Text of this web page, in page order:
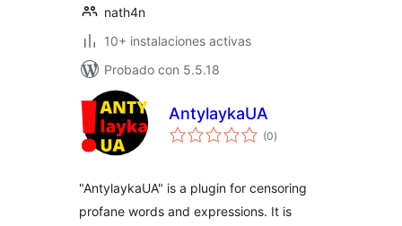
nath4n
10+ instalaciones activas
Probado con 5.5.18
AntylaykaUA
(0total
de
)
"AntylaykaUA" is a plugin for censoring
profane words and expressions. It is